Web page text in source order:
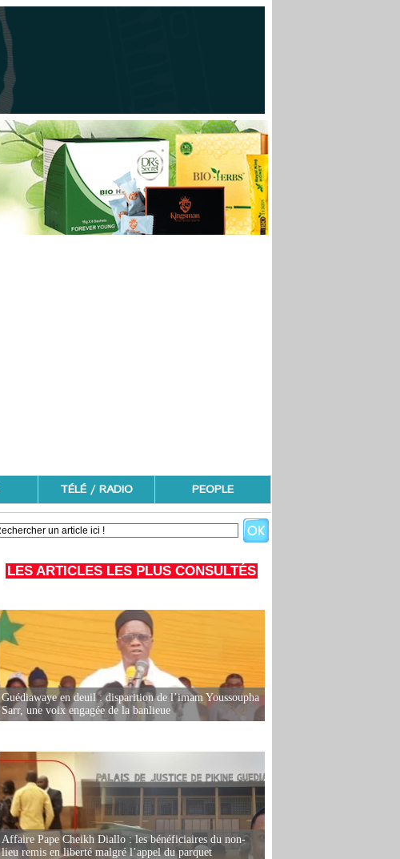
TÉLÉ / RADIO PEOPLE
LES ARTICLES LES PLUS CONSULTÉS
Guédiawaye en deuil : disparition de l’imam Youssoupha
Sarr, une voix engagée de la banlieue
Affaire Pape Cheikh Diallo : les bénéficiaires du non-
lieu remis en liberté malgré l’appel du parquet